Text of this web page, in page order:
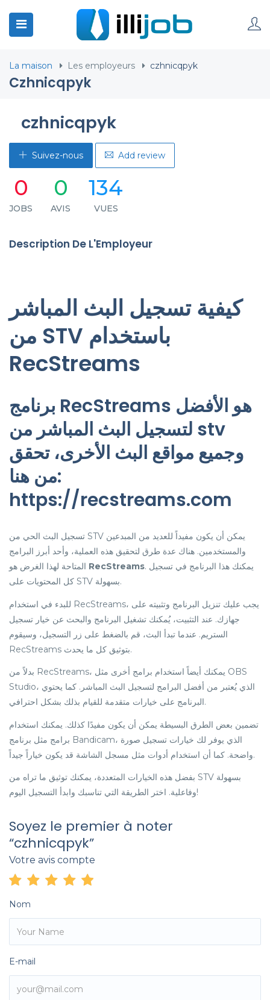
La maison Les employeurs czhnicqpyk
Czhnicqpyk
czhnicqpyk
Suivez-nous Add review
0
JOBS
0
AVIS
134
VUES
Description De L'Employeur
كيفية تسجيل البث المباشر
من STV باستخدام
RecStreams
برنامج RecStreams هو الأفضل
لتسجيل البث المباشر من stv
وجميع مواقع البث الأخرى، تحقق
من هنا:
https://recstreams.com
تسجيل البث الحي من STV يمكن أن يكون مفيداً للعديد من المبدعين
والمستخدمين. هناك عدة طرق لتحقيق هذه العملية، وأحد أبرز البرامج
RecStreams. يمكنك هذا البرنامج في تسجيل
كل المحتويات على STV بسهولة.
للبدء في استخدام RecStreams، يجب عليك تنزيل البرنامج وتثبيته على
جهازك. عند التثبيت، يُمكنك تشغيل البرنامج والبحث عن خيار تسجيل
الستريم. عندما تبدأ البث، قم بالضغط على زر التسجيل، وسيقوم
RecStreams بتوثيق كل ما يحدث.
بدلاً من RecStreams، يمكنك أيضاً استخدام برامج أخرى مثل OBS
Studio، الذي يُعتبر من أفضل البرامج لتسجيل البث المباشر. كما يحتوي
البرنامج على خيارات متقدمة للقيام بذلك بشكل احترافي.
تضمين بعض الطرق البسيطة يمكن أن يكون مفيدًا كذلك. يمكنك استخدام
برامج مثل برنامج Bandicam، الذي يوفر لك خيارات تسجيل صورة
واضحة. كما أن استخدام أدوات مثل مسجل الشاشة قد يكون خياراً جيداً.
بفضل هذه الخيارات المتعددة، يمكنك توثيق ما تراه من STV بسهولة
وفاعلية. اختر الطريقة التي تناسبك وابدأ التسجيل اليوم!
Soyez le premier à noter
“czhnicqpyk”
Votre avis compte
Nom
E-mail